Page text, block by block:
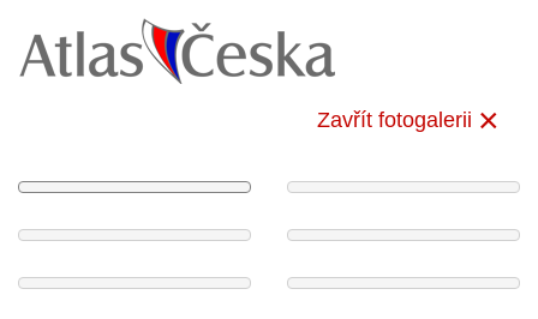
Zavřít fotogalerii